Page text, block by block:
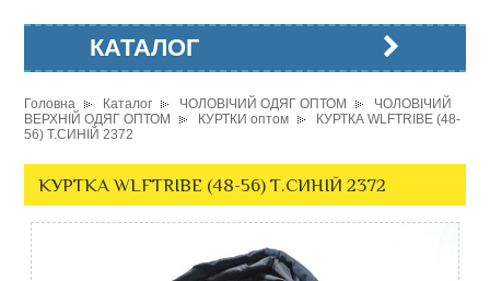
КАТАЛОГ
Головна Каталог ЧОЛОВІЧИЙ ОДЯГ ОПТОМ
ЧОЛОВІЧИЙ
ВЕРХНІЙ ОДЯГ ОПТОМ
КУРТКИ оптом
КУРТКА WLFTRIBE (48-
56) Т.СИНІЙ 2372
КУРТКА WLFTRIBE (48-56) Т.СИНІЙ 2372